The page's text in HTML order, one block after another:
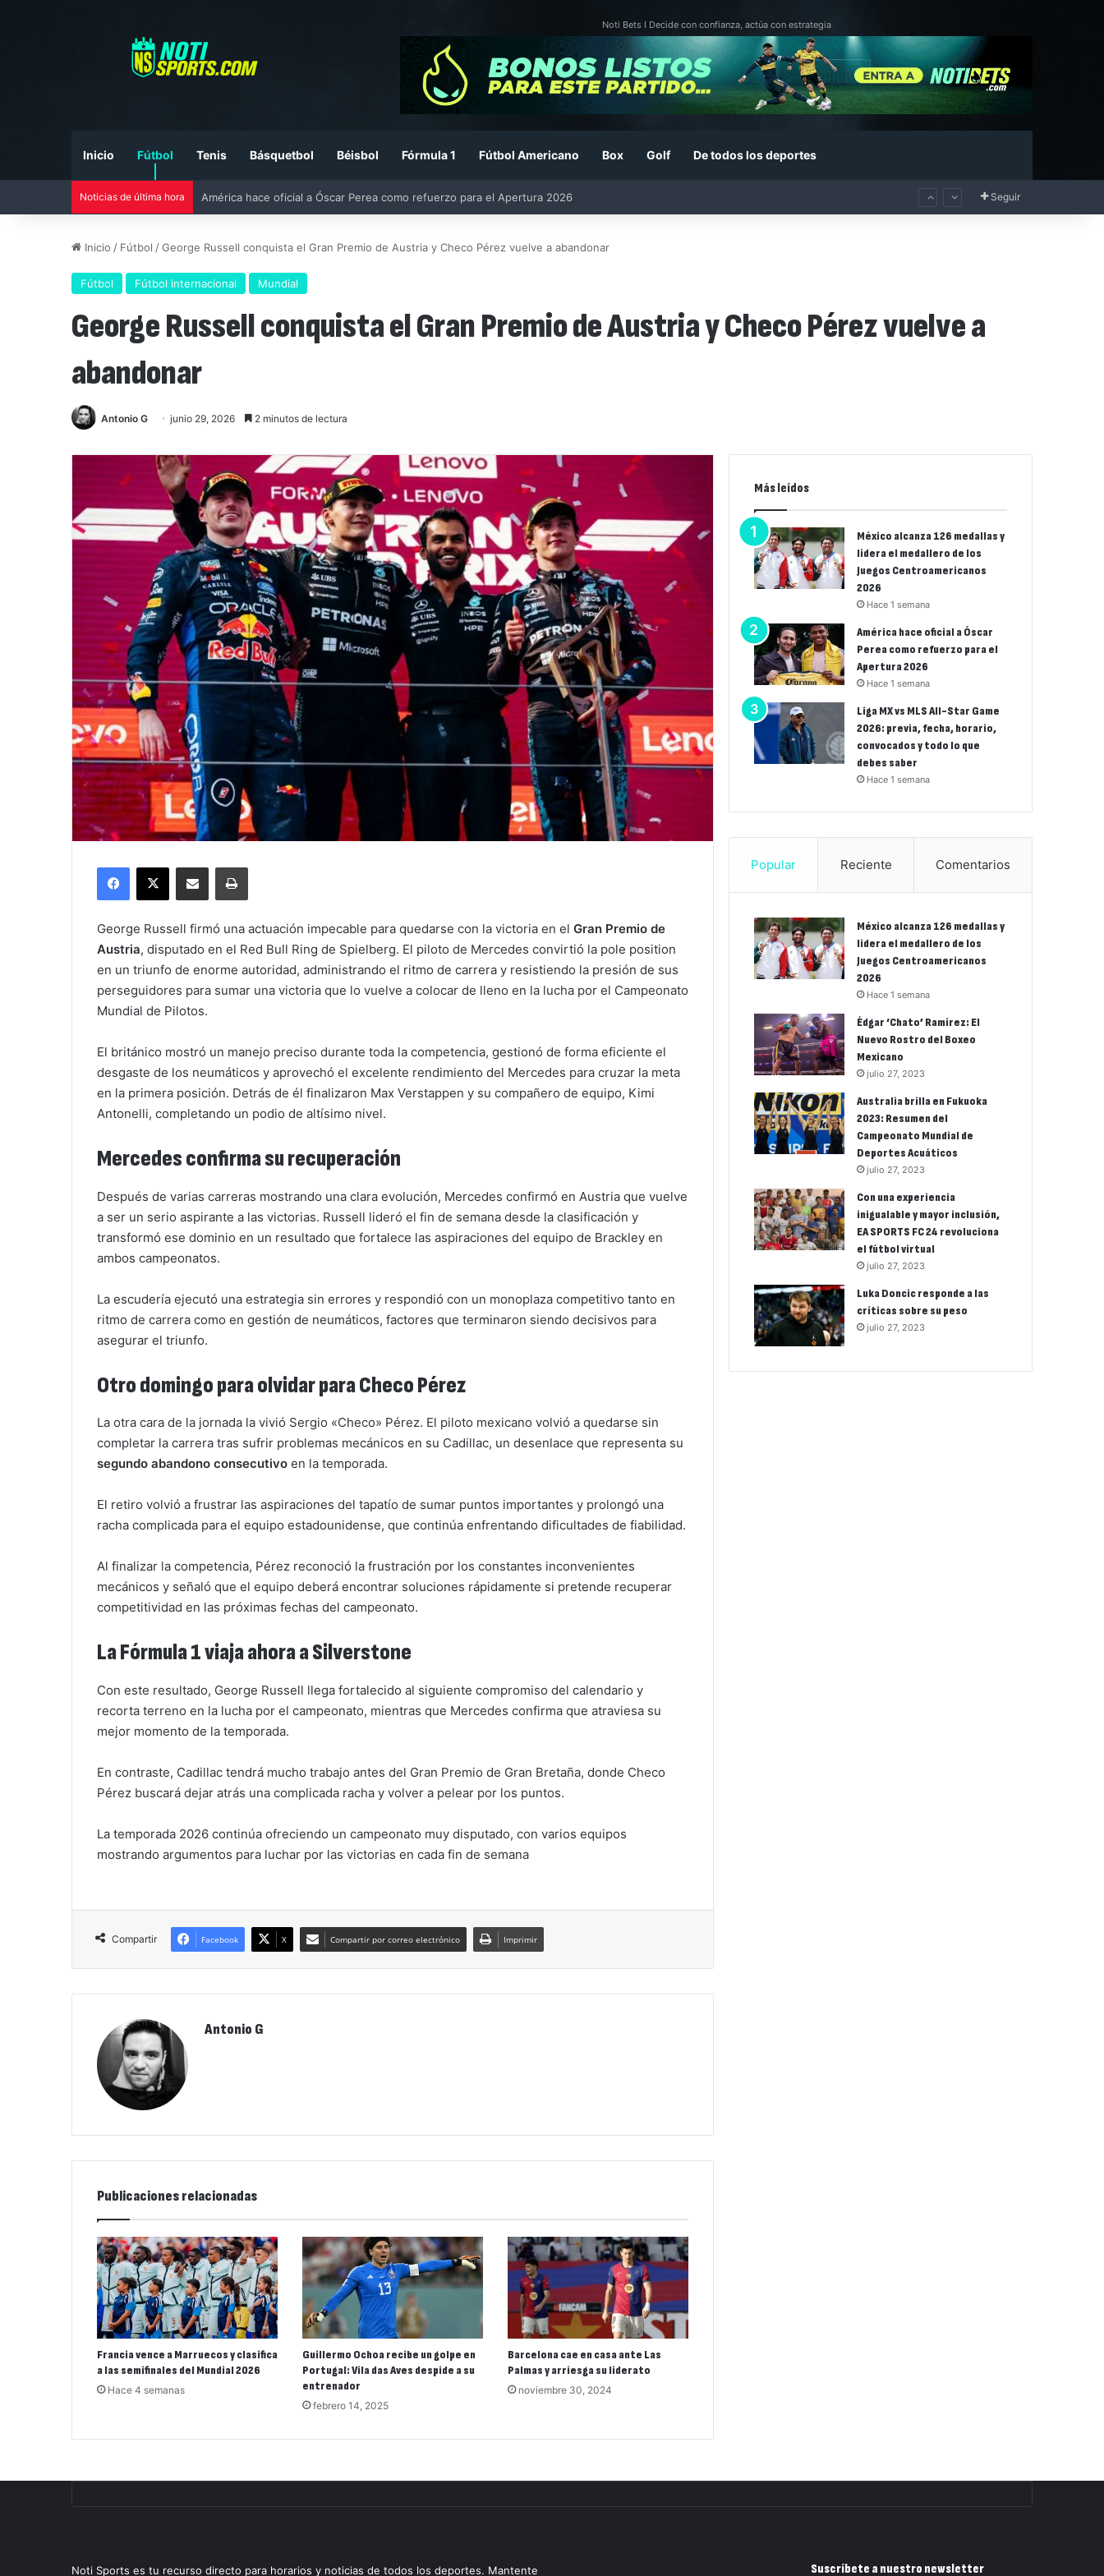
Noti Bets I Decide con confianza, actúa con estrategia
Inicio Fútbol Tenis Básquetbol Béisbol Fórmula 1 Fútbol Americano Box Golf De todos los deportes
Noticias de última hora Seguir
Inicio / Fútbol /George Russell conquista el Gran Premio de Austria y Checo Pérez vuelve a abandonar
Fútbol Fútbol internacional Mundial
George Russell conquista el Gran Premio de Austria y Checo Pérez vuelve a
abandonar
Antonio G junio 29, 2026 2 minutos de lectura
Facebook
X Compartir por correo electrónicoImprimir
George Russell firmó una actuación impecable para quedarse con la victoria en el Gran Premio de
Austria, disputado en el Red Bull Ring de Spielberg. El piloto de Mercedes convirtió la pole position
en un triunfo de enorme autoridad, administrando el ritmo de carrera y resistiendo la presión de sus
perseguidores para sumar una victoria que lo vuelve a colocar de lleno en la lucha por el Campeonato
Mundial de Pilotos.
El británico mostró un manejo preciso durante toda la competencia, gestionó de forma eficiente el
desgaste de los neumáticos y aprovechó el excelente rendimiento del Mercedes para cruzar la meta
en la primera posición. Detrás de él finalizaron Max Verstappen y su compañero de equipo, Kimi
Antonelli, completando un podio de altísimo nivel.
Mercedes confirma su recuperación
Después de varias carreras mostrando una clara evolución, Mercedes confirmó en Austria que vuelve
a ser un serio aspirante a las victorias. Russell lideró el fin de semana desde la clasificación y
transformó ese dominio en un resultado que fortalece las aspiraciones del equipo de Brackley en
ambos campeonatos.
La escudería ejecutó una estrategia sin errores y respondió con un monoplaza competitivo tanto en
ritmo de carrera como en gestión de neumáticos, factores que terminaron siendo decisivos para
asegurar el triunfo.
Otro domingo para olvidar para Checo Pérez
La otra cara de la jornada la vivió Sergio «Checo» Pérez. El piloto mexicano volvió a quedarse sin
completar la carrera tras sufrir problemas mecánicos en su Cadillac, un desenlace que representa su
segundo abandono consecutivo en la temporada.
El retiro volvió a frustrar las aspiraciones del tapatío de sumar puntos importantes y prolongó una
racha complicada para el equipo estadounidense, que continúa enfrentando dificultades de fiabilidad.
Al finalizar la competencia, Pérez reconoció la frustración por los constantes inconvenientes
mecánicos y señaló que el equipo deberá encontrar soluciones rápidamente si pretende recuperar
competitividad en las próximas fechas del campeonato.
La Fórmula 1 viaja ahora a Silverstone
Con este resultado, George Russell llega fortalecido al siguiente compromiso del calendario y
recorta terreno en la lucha por el campeonato, mientras que Mercedes confirma que atraviesa su
mejor momento de la temporada.
En contraste, Cadillac tendrá mucho trabajo antes del Gran Premio de Gran Bretaña, donde Checo
Pérez buscará dejar atrás una complicada racha y volver a pelear por los puntos.
La temporada 2026 continúa ofreciendo un campeonato muy disputado, con varios equipos
mostrando argumentos para luchar por las victorias en cada fin de semana
Compartir Facebook X Compartir por correo electrónico Imprimir
Antonio G
Publicaciones relacionadas
Francia vence a Marruecos y clasifica
a las semifinales del Mundial 2026
Hace 4 semanas
Guillermo Ochoa recibe un golpe en
Portugal: Vila das Aves despide a su
entrenador
febrero 14, 2025
Barcelona cae en casa ante Las
Palmas y arriesga su liderato
noviembre 30, 2024
Más leídos
México alcanza 126 medallas y
lidera el medallero de los
Juegos Centroamericanos
2026
Hace 1 semana
América hace oficial a Óscar
Perea como refuerzo para el
Apertura 2026
Hace 1 semana
Liga MX vs MLS All-Star Game
2026: previa, fecha, horario,
convocados y todo lo que
debes saber
Hace 1 semana
Popular Reciente Comentarios
México alcanza 126 medallas y
lidera el medallero de los
Juegos Centroamericanos
2026
Hace 1 semana
Édgar ‘Chato’ Ramírez: El
Nuevo Rostro del Boxeo
Mexicano
julio 27, 2023
Australia brilla en Fukuoka
2023: Resumen del
Campeonato Mundial de
Deportes Acuáticos
julio 27, 2023
Con una experiencia
inigualable y mayor inclusión,
EA SPORTS FC 24 revoluciona
el fútbol virtual
julio 27, 2023
Luka Doncic responde a las
críticas sobre su peso
julio 27, 2023
Noti Sports es tu recurso directo para horarios y noticias de todos los deportes. Mantente Suscríbete a nuestro newsletter